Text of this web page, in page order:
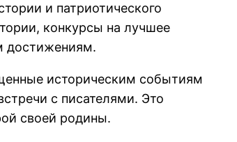
и патриотического
конкурсы на лучшее
достижениям.
историческим событиям
с писателями. Это
своей родины.